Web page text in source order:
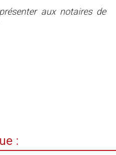
aux notaires de
: